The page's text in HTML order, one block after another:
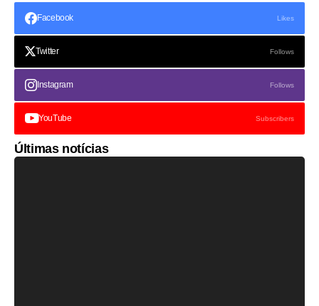
Facebook Likes
Twitter Follows
Instagram Follows
YouTube Subscribers
Últimas notícias